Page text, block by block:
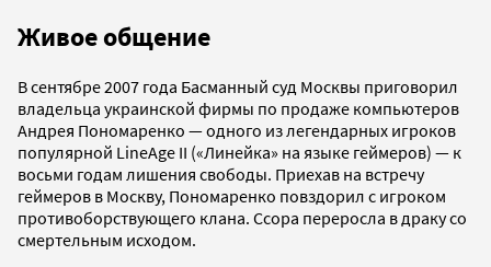
Живое общение
В сентябре 2007 года Басманный суд Москвы приговорил
владельца украинской фирмы по продаже компьютеров
Андрея Пономаренко — одного из легендарных игроков
популярной LineAge II («Линейка» на языке геймеров) — к
восьми годам лишения свободы. Приехав на встречу
геймеров в Москву, Пономаренко повздорил с игроком
противоборствующего клана. Ссора переросла в драку со
смертельным исходом.